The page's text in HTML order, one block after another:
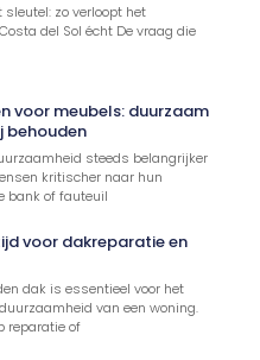
zo verloopt het
del Sol écht De vraag die
voor meubels: duurzaam
behouden
steeds belangrijker
kritischer naar hun
bank of fauteuil
voor dakreparatie en
dak is essentieel voor het
van een woning.
reparatie of